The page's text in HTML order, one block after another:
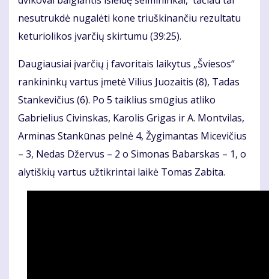
nesutrukdė nugalėti kone triuškinančiu rezultatu
keturiolikos įvarčių skirtumu (39:25).
Daugiausiai įvarčių į favoritais laikytus „Šviesos“
rankininkų vartus įmetė Vilius Juozaitis (8), Tadas
Stankevičius (6). Po 5 taiklius smūgius atliko
Gabrielius Civinskas, Karolis Grigas ir A. Montvilas,
Arminas Stankūnas pelnė 4, Žygimantas Micevičius
– 3, Nedas Džervus – 2 o Simonas Babarskas – 1, o
alytiškių vartus užtikrintai laikė Tomas Zabita.